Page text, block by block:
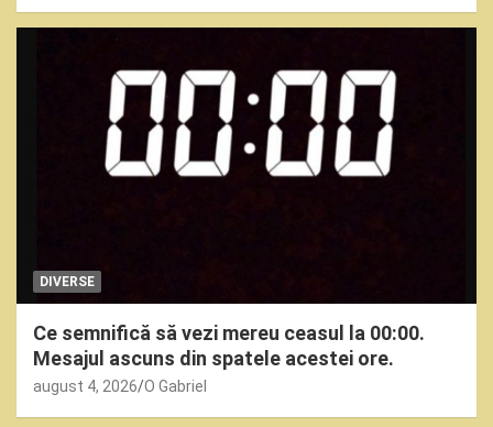
DIVERSE
Ce semnifică să vezi mereu ceasul la 00:00.
Mesajul ascuns din spatele acestei ore.
august 4, 2026 O Gabriel